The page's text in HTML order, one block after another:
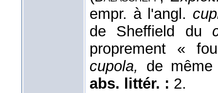
empr. à l'angl.
de Sheffield du
proprement «
cupola,
de
abs. littér. : 2.